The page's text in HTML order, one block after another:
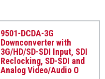
9501-DCDA-3G
Downconverter with
3G/HD/SD-SDI Input, SDI
Reclocking, SD-SDI and
Analog Video/Audio O